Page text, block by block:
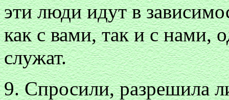
эти люди идут в
как с вами, так и с нами,
служат.
9. Спросили, разрешила